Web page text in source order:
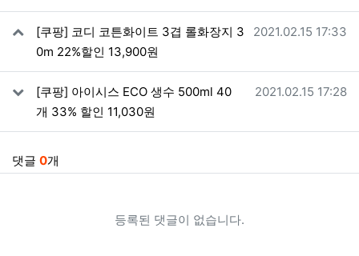
[쿠팡] 코디 코튼화이트 3겹 롤화장지 3
0m 22%할인 13,900원
작성일
2021.02.15 17:33
[쿠팡] 아이시스 ECO 생수 500ml 40
개 33% 할인 11,030원
작성일
2021.02.15 17:28
댓글 0개
등록된 댓글이 없습니다.